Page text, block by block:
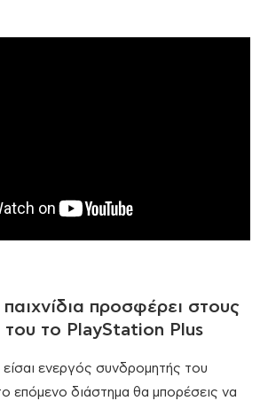
προσφέρει στους
του το PlayStation Plus
ενεργός συνδρομητής του
επόμενο διάστημα θα μπορέσεις να